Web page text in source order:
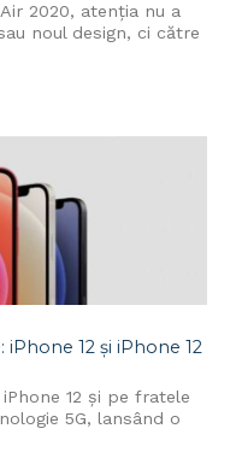
2020, atenția nu a
noul design, ci către
12 și iPhone 12
12 și pe fratele
5G, lansând o